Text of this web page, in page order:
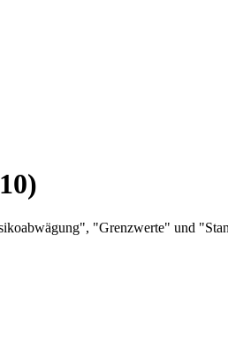
"Grenzwerte" und